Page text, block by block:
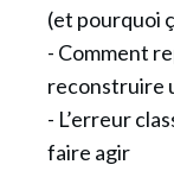
(et pourquoi
- Comment
reconstruire
- L’erreur
faire agir